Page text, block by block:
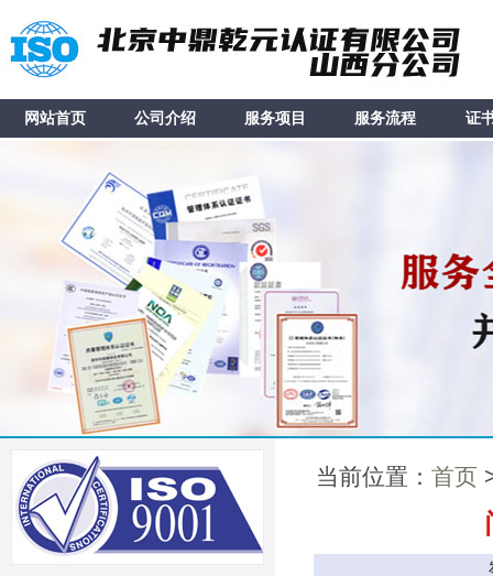
网站首页 公司介绍 服务项目 服务流程 证
当前位置： 首页